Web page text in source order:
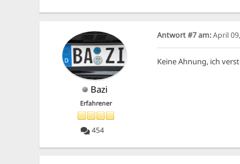
Bazi
Erfahrener
454
Antwort #7 am:April
Keine Ahnung, ich